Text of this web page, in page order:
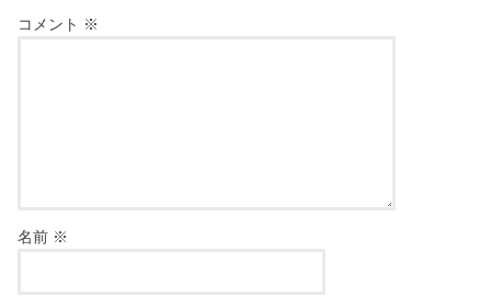
コメント ※
名前 ※